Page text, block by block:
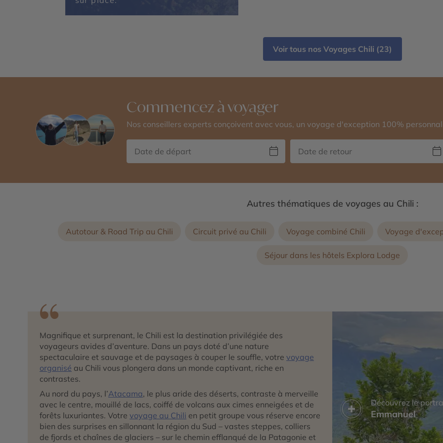
Voir tous nos Voyages Chili (23)
Commencez à voyager
Nos conseillers experts conçoivent avec vous, un voyage d'exception 100%
Autres thématiques de voyages au Chili :
Autotour & Road Trip au Chili Circuit privé au Chili Voyage combiné Chili Voyage
Séjour dans les hôtels Explora Lodge
Magnifique et surprenant, le Chili est la destination privilégiée des
voyageurs avides d’aventure. Dans un pays doté d’une nature
spectaculaire et sauvage et de paysages à couper le souffle, votre voyage
organisé au Chili vous plongera dans un monde captivant, riche en
contrastes.
Au nord du pays, l’Atacama, le plus aride des déserts, contraste à merveille
avec le centre, mouillé de lacs, coiffé de volcans aux cimes enneigées et de
forêts luxuriantes. Votre voyage au Chili en petit groupe vous réserve encore
bien des surprises en sillonnant la région du Sud – vastes steppes, colliers
de fjords et chaînes de glaciers – sur le chemin efflanqué de la Patagonie et
Découvrez le
Emmanuel